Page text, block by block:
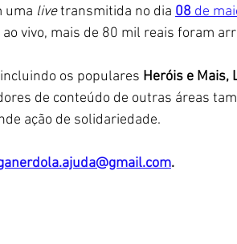
uma live transmitida no dia 08 de
vivo, mais de 80 mil reais foram
os populares Heróis e Mais,
de conteúdo de outras áreas
ação de solidariedade.
.